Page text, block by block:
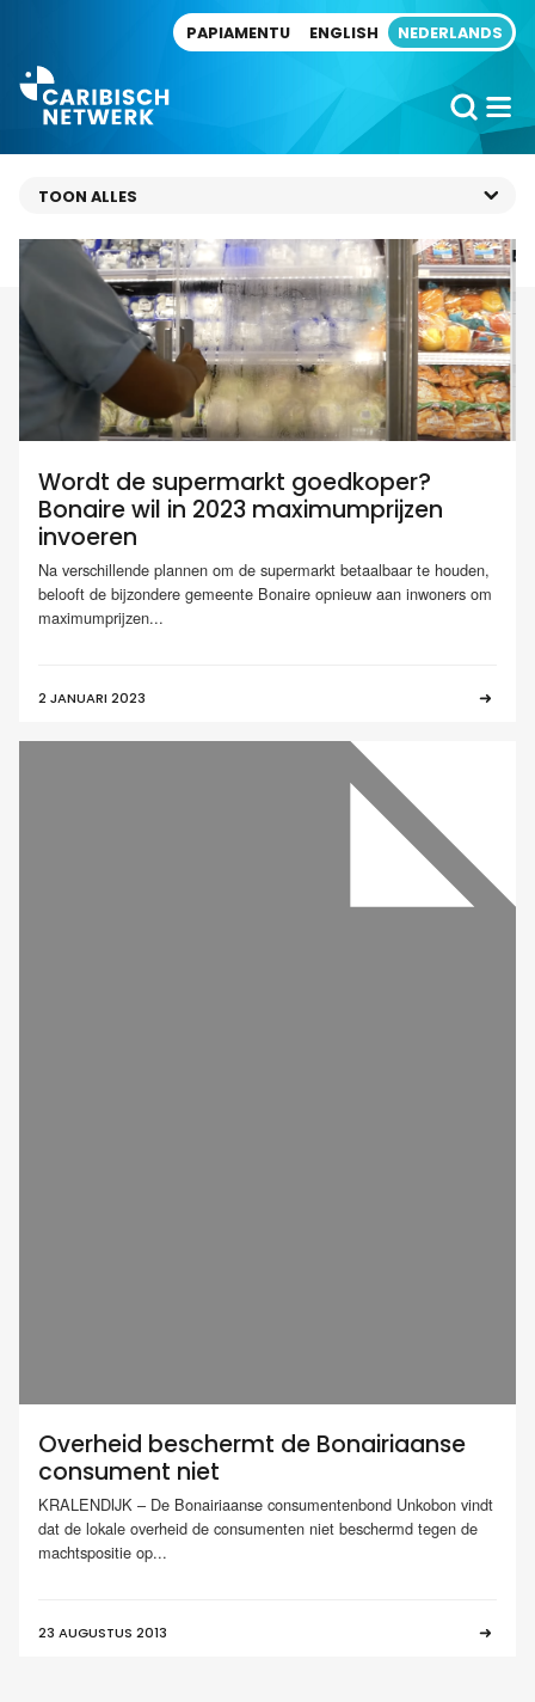
PAPIAMENTU ENGLISH NEDERLANDS
Wordt de supermarkt goedkoper?
Bonaire wil in 2023 maximumprijzen
invoeren
Na verschillende plannen om de supermarkt betaalbaar te houden,
belooft de bijzondere gemeente Bonaire opnieuw aan inwoners om
maximumprijzen...
2 JANUARI 2023
Overheid beschermt de Bonairiaanse
consument niet
KRALENDIJK – De Bonairiaanse consumentenbond Unkobon vindt
dat de lokale overheid de consumenten niet beschermd tegen de
machtspositie op...
23 AUGUSTUS 2013